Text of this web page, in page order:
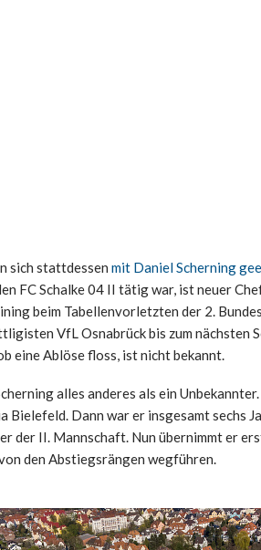
sich stattdessen mit Daniel Scherning
FC Schalke 04 II tätig war, ist neuer
beim Tabellenvorletzten der 2.
VfL Osnabrück bis zum nächsten
eine Ablöse floss, ist nicht bekannt.
alles anderes als ein
Bielefeld. Dann war er insgesamt sechs
der II. Mannschaft. Nun übernimmt er
den Abstiegsrängen wegführen.